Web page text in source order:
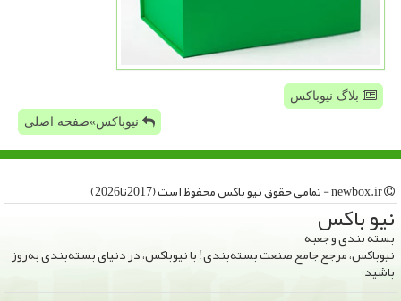
بلاگ نیوباکس
نیوباکس»صفحه اصلی
نیو باكس
بسته بندی و جعبه
نیوباکس، مرجع جامع صنعت بسته‌بندی! با نیوباکس، در دنیای بسته‌بندی به‌روز
باشید